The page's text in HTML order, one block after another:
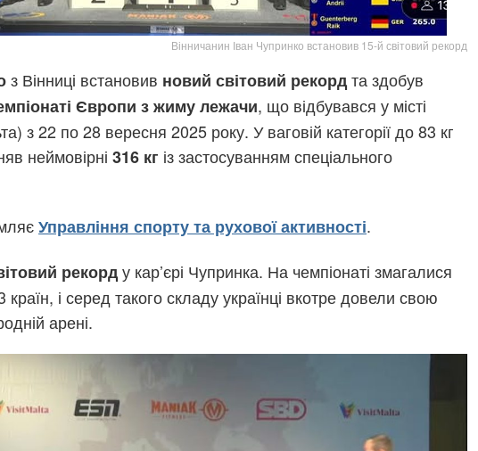
Вінничанин Іван Чупринко встановив 15-й світовий рекорд
з Вінниці встановив новий світовий рекордта здобув
Європи з жиму лежачи, що відбувався у місті
з 22 по 28 вересня 2025 року. У ваговій категорії до 83 кг
неймовірні 316 кг із застосуванням спеціального
Управління спорту та рухової активності.
рекорду кар’єрі Чупринка. На чемпіонаті змагалися
країн, і серед такого складу українці вкотре довели свою
арені.